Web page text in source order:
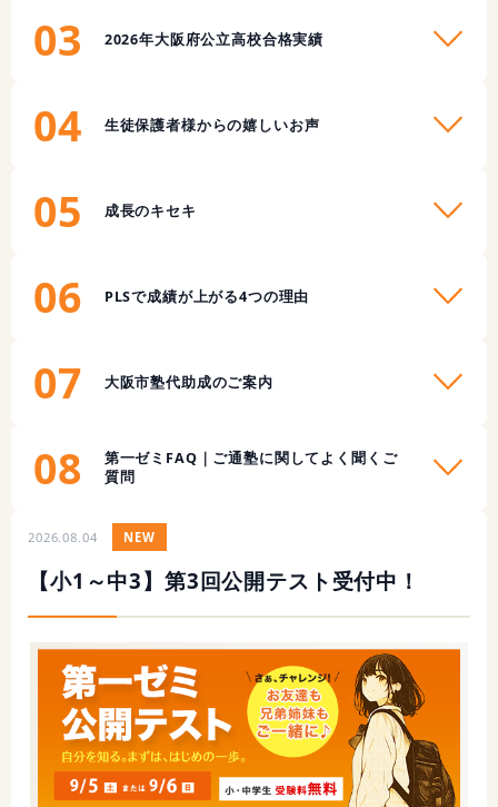
03 2026年大阪府公立高校合格実績
04 生徒保護者様からの嬉しいお声
05 成長のキセキ
06 PLSで成績が上がる4つの理由
07 大阪市塾代助成のご案内
08
第一ゼミFAQ｜ご通塾に関してよく聞くご
質問
2026.08.04 NEW
【小1～中3】第3回公開テスト受付中！